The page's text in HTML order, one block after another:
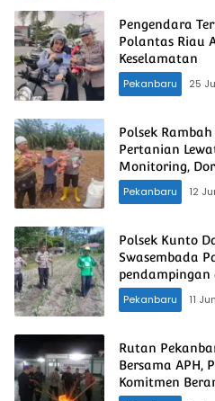
Pengendara
Polantas Riau
Keselamatan
Pekanbaru
25
Polsek
Pertanian
Monitoring,
Nasional
Pekanbaru 12
Polsek Kunto
Swasembada
pendampingan
Pekanbaru
11
Rutan
Bersama APH,
Komitmen